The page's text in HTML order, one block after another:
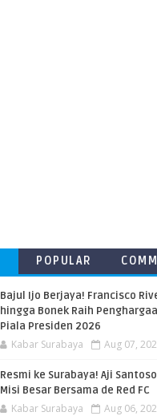
POPULAR
Bajul Ijo Berjaya! Francisco
hingga Bonek Raih
Piala Presiden 2026
Kabar Surabaya Aug 07,
Resmi ke Surabaya! Aji
Misi Besar Bersama de Red FC
Kabar Surabaya Aug 06,